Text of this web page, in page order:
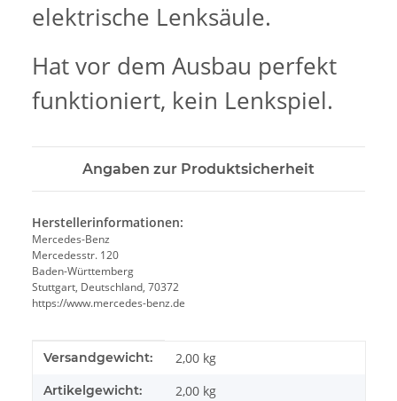
elektrische Lenksäule.
Hat vor dem Ausbau perfekt
funktioniert, kein Lenkspiel.
Angaben zur Produktsicherheit
Herstellerinformationen:
Mercedes-Benz
Mercedesstr. 120
Baden-Württemberg
Stuttgart, Deutschland, 70372
https://www.mercedes-benz.de
Produkteigenschaft
Wert
Versandgewicht: 2,00 kg
Artikelgewicht: 2,00 kg